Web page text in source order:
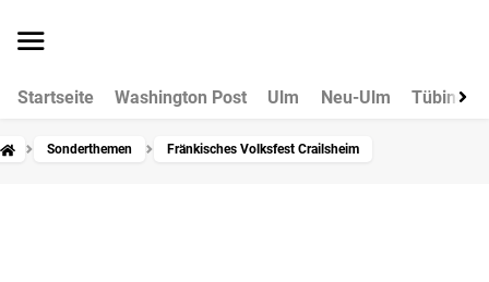
Startseite Washington Post Ulm Neu-Ulm Tübingen
Sonderthemen Fränkisches Volksfest Crailsheim